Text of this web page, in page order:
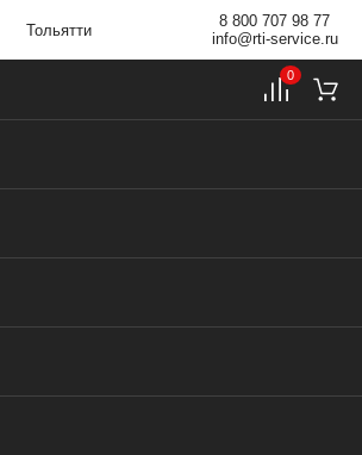
Тольятти
8 800 707 98 77
info@rti-service.ru
0